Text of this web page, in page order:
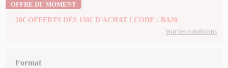
OFFRE DU MOMENT
20€ OFFERTS DÈS 150€ D'ACHAT ! CODE : BA20
Voir les conditions
Format